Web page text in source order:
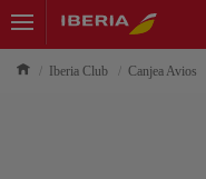
Iberia Club Canjea Avios